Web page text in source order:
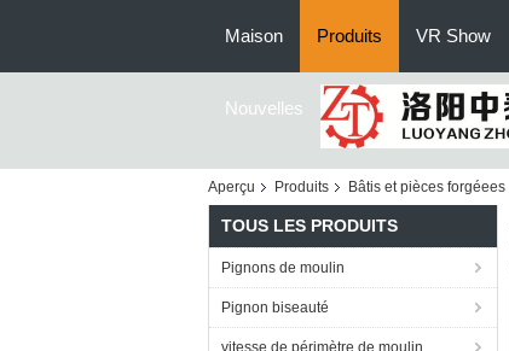
Maison Produits VR Show
Nouvelles
Aperçu Produits Bâtis et pièces forgéees
TOUS LES PRODUITS
Pignons de moulin
Pignon biseauté
vitesse de périmètre de moulin